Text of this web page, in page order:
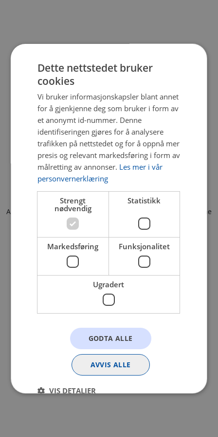
Application error: a client-side exception has occurred (see the
browser console for more information).
Dette nettstedet bruker
cookies
Vi bruker informasjonskapsler blant annet
for å gjenkjenne deg som bruker i form av
et anonymt id-nummer. Denne
identifiseringen gjøres for å analysere
trafikken på nettstedet og for å oppnå mer
presis og relevant markedsføring i form av
målretting av annonser. Les mer i vår
personvernerklæring
Strengt
nødvendig
Statistikk
Markedsføring Funksjonalitet
Ugradert
GODTA ALLE
AVVIS ALLE
VIS DETALJER